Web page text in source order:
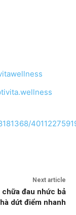
Next article
chữa đau nhức bả
dứt điểm nhanh